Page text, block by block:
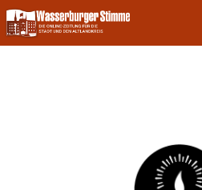
Skip
to
content